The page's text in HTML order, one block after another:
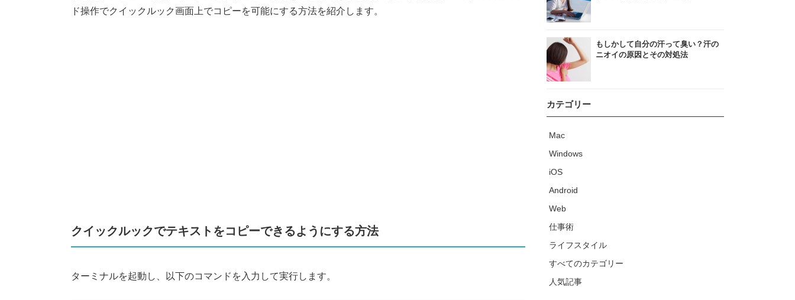
ド操作でクイックルック画面上でコピーを可能にする方法を紹介します。
クイックルックでテキストをコピーできるようにする方法
ターミナルを起動し、以下のコマンドを入力して実行します。
もしかして自分の汗って臭い？汗の
ニオイの原因とその対処法
カテゴリー
Mac
Windows
iOS
Android
Web
仕事術
ライフスタイル
すべてのカテゴリー
人気記事